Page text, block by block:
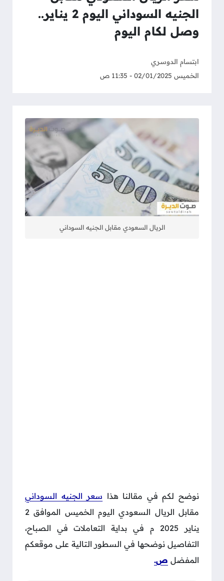
الجنيه السوداني اليوم 2 يناير..
وصل لكام اليوم
ابتسام الدوسري
الخميس 02/01/2025 - 11:35 ص
الريال السعودي مقابل الجنيه السوداني
نوضح لكم في مقالنا هذا سعر الجنيه السوداني
مقابل الريال السعودي اليوم الخميس الموافق 2
يناير 2025 م في بداية التعاملات في الصباح،
التفاصيل نوضحها في السطور التالية على موقعكم
المفضل ص.